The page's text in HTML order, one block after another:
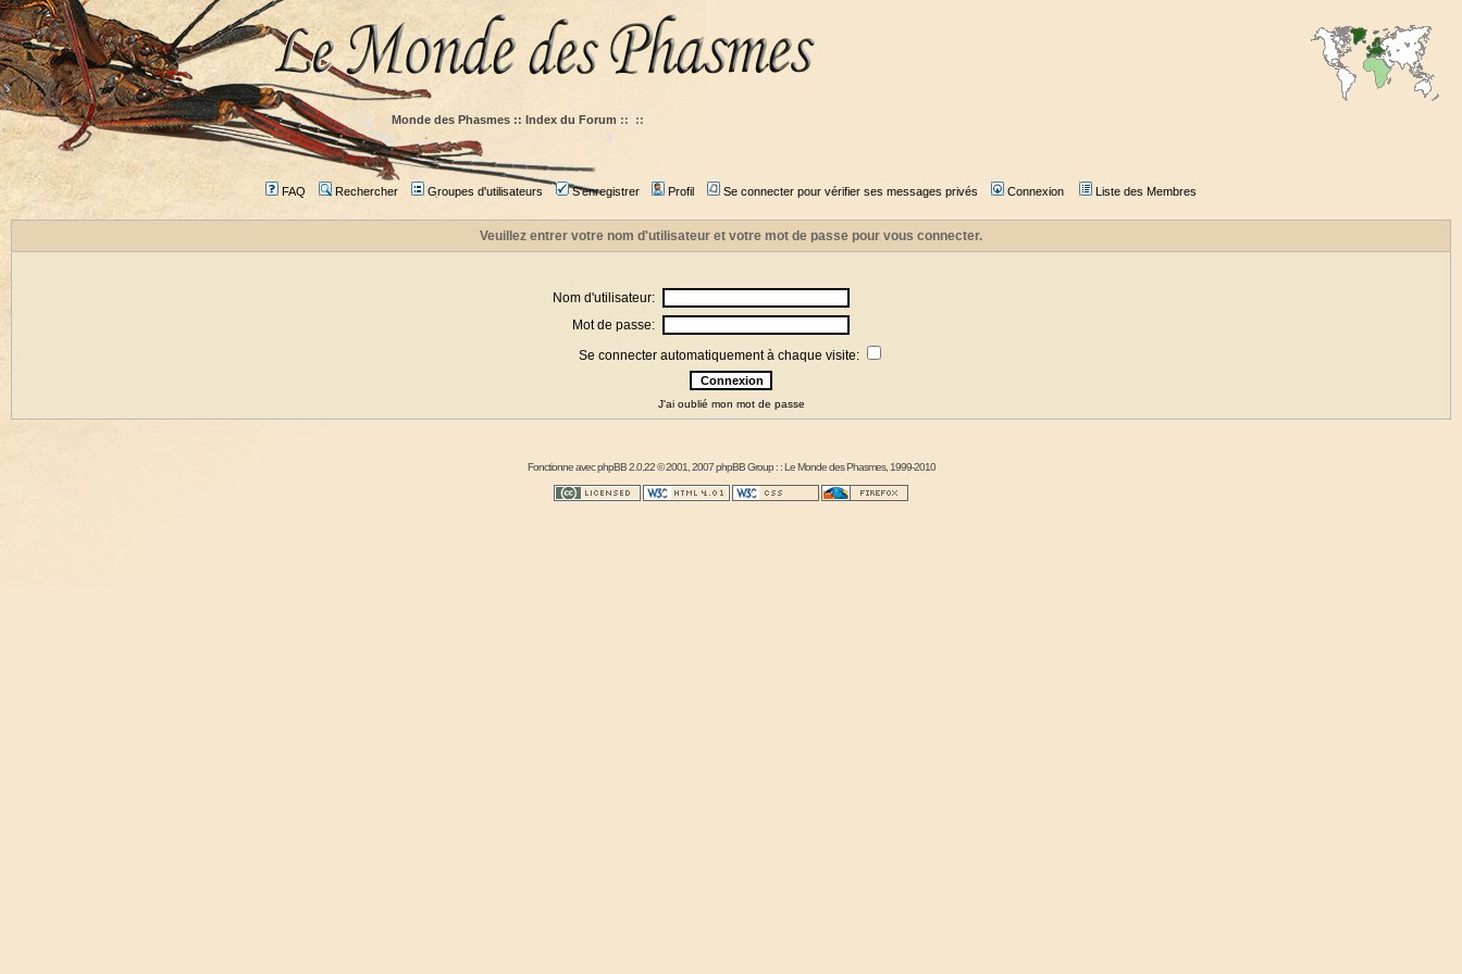
Monde des Phasmes :: Index du Forum :: ::
FAQ Rechercher Groupes d'utilisateurs S'enregistrer Profil Se connecter pour vérifier ses messages privés Connexion Liste des Membres
Veuillez entrer votre nom d'utilisateur et votre mot de passe pour vous connecter.
Nom d'utilisateur:
Mot de passe:
Se connecter automatiquement à chaque visite:
J'ai oublié mon mot de passe
Fonctionne avecphpBB2.0.22 © 2001, 2007 phpBB Group : :Le Monde des Phasmes, 1999-2010